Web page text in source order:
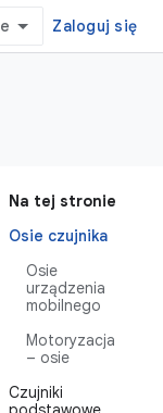
Zaloguj się
Na tej stronie
Osie czujnika
Osie
urządzenia
mobilnego
Motoryzacja
– osie
Czujniki